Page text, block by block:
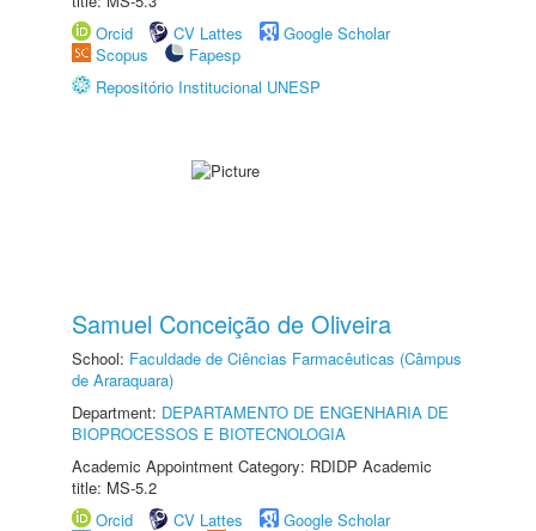
Orcid
CV Lattes
Google Scholar
Scopus
Fapesp
Repositório Institucional UNESP
Samuel Conceição de Oliveira
School: Faculdade de Ciências Farmacêuticas (Câmpus
de Araraquara)
Department: DEPARTAMENTO DE ENGENHARIA DE
BIOPROCESSOS E BIOTECNOLOGIA
Academic Appointment Category: RDIDP Academic
title: MS-5.2
Orcid
CV Lattes
Google Scholar